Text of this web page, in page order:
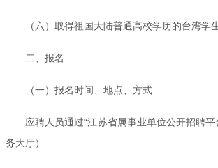
（六）取得祖国大陆普通高校学历的台湾
二、报名
（一）报名时间、地点、方式
应聘人员通过“江苏省属事业单位公开招聘
务大厅）